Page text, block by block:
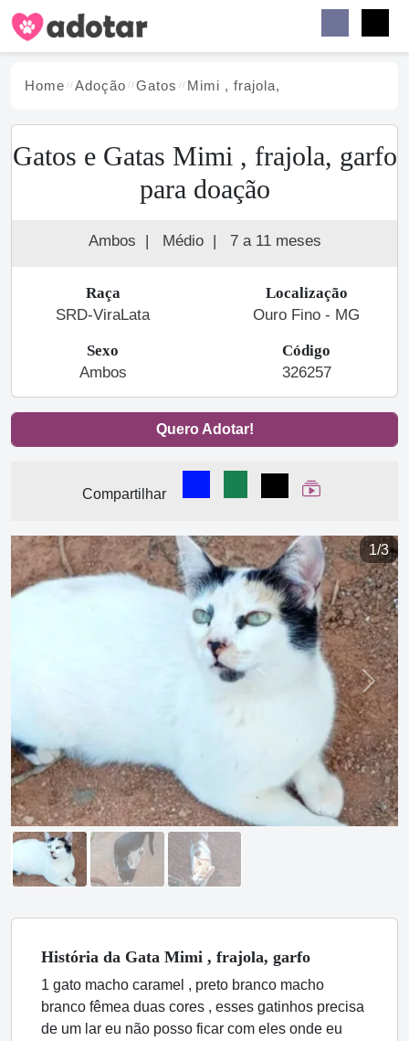
Home Adoção Gatos Mimi , frajola,
Gatos e Gatas Mimi , frajola, garfo
para doação
Ambos | Médio | 7 a 11 meses
Raça
SRD-ViraLata
Localização
Ouro Fino - MG
Sexo
Ambos
Código
326257
Quero Adotar!
Compartilhar
Compartilhar no Facebook
Compartilhar no
Compartilhar
Ver Web Story
1/3
Next
História da Gata Mimi , frajola, garfo
1 gato macho caramel , preto branco macho
branco fêmea duas cores , esses gatinhos precisa
de um lar eu não posso ficar com eles onde eu